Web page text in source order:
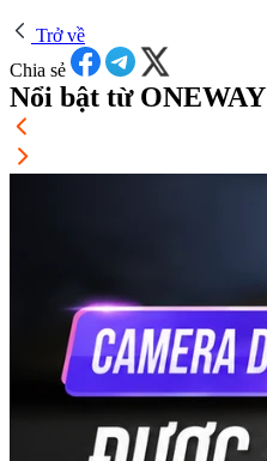
Trở về
Chia sẻ
Nổi bật từ ONEWAY